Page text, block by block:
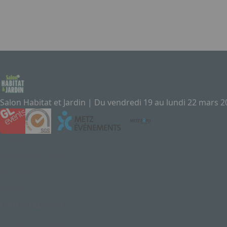
Salon Habitat et Jardin | Du vendredi 19 au lundi 22 mars